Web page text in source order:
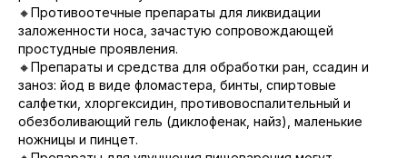
🔸Противоотечные препараты для ликвидации
заложенности носа, зачастую сопровождающей
простудные проявления.
🔸Препараты и средства для обработки ран, ссадин и
заноз: йод в виде фломастера, бинты, спиртовые
салфетки, хлоргексидин, противовоспалительный и
обезболивающий гель (диклофенак, найз), маленькие
ножницы и пинцет.